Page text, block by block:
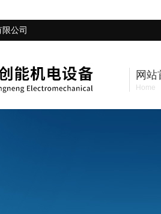
公司
网站
Home